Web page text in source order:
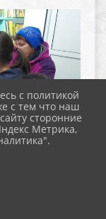
с политикой
с тем что наш
сторонние
Метрика,